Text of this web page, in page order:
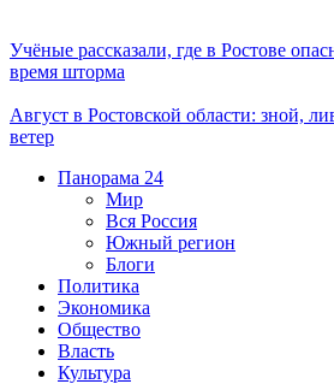
Учёные рассказали, где в Ростове
время шторма
Август в Ростовской области: зной,
ветер
Панорама 24
Мир
Вся Россия
Южный регион
Блоги
Политика
Экономика
Общество
Власть
Культура